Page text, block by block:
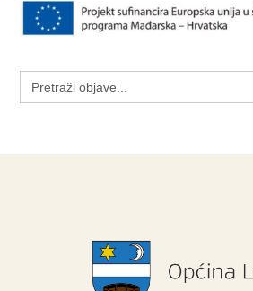
Search
for: